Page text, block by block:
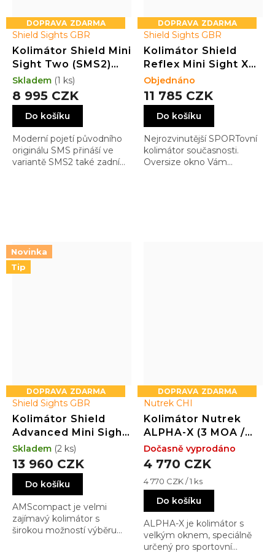
ZDARMA
Shield Sights GBR
Kolimátor Shield Mini
Sight Two (SMS2)
GLASS edition 4MOA
Dot (3.25MOA)
8 995 CZK
Do košíku
Moderní pojetí původního
originálu SMS přináší ve
variantě SMS2 také zadní
Skladem (1 ks)
ZDARMA
Shield Sights GBR
Kolimátor Shield
Reflex Mini Sight XL
(RMSX) GLASS
edition 4MOA Dot
(3.25MOA) ELECTRIC
BLUE
11 785 CZK
Do košíku
Nejrozvinutější SPORTovní
kolimátor současnosti.
Oversize okno Vám
Objednáno
Novinka
Tip
ZDARMA
Shield Sights GBR
Kolimátor Shield
Advanced Mini Sight
Compact (AMSc)
4MOA (3.25 MOA)
13 960 CZK
Do košíku
AMScompact je velmi
zajímavý kolimátor s
širokou možností výběru
Skladem (2 ks)
ZDARMA
Nutrek CHI
Kolimátor Nutrek
ALPHA-X (3 MOA /
RED / 30x23)
4 770 CZK
Měrná
cena:
4 770 CZK / 1 ks
Do košíku
ALPHA-X je kolimátor s
velkým oknem, speciálně
určený pro sportovní
Dočasně vyprodáno